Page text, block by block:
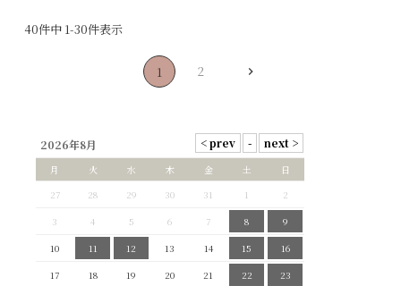
40件中 1-30件表示
1 2
2026年8月
月 火 水 木 金 土
日
27
28 29 30 31 1
2
3
4 5 6 7 8
9
10
11 12 13 14 15
16
17
18 19 20 21 22
23